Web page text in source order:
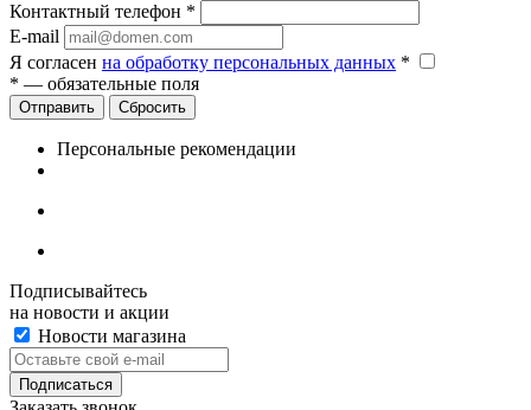
Контактный телефон *
E-mail
Я согласен на обработку персональных данных *
* — обязательные поля
Сбросить
Персональные рекомендации
Подписывайтесь
на новости и акции
Новости магазина